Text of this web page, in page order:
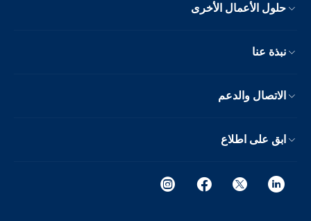
حلول الأعمال الأخرى
نبذة عنا
الاتصال والدعم
ابق على اطلاع